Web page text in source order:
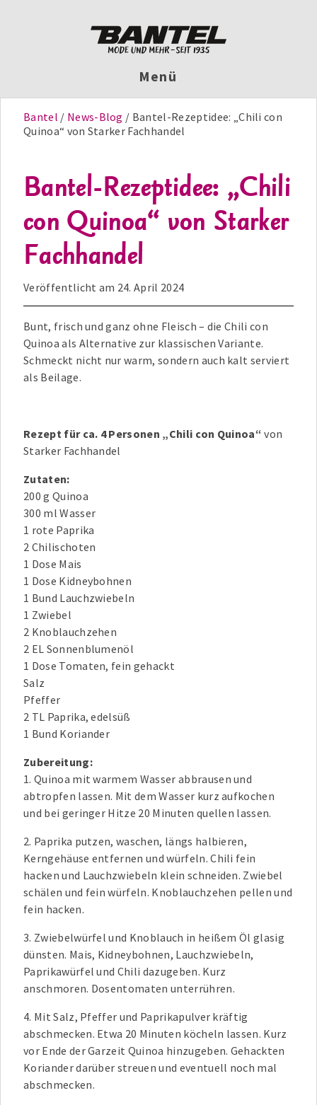
Menü
Bantel News-Blog
Bantel-Rezeptidee: „Chili con
Quinoa“ von Starker Fachhandel
Bantel-Rezeptidee: „Chili
con Quinoa“ von Starker
Fachhandel
Veröffentlicht am 24. April 2024
Bunt, frisch und ganz ohne Fleisch – die Chili con
Quinoa als Alternative zur klassischen Variante.
Schmeckt nicht nur warm, sondern auch kalt serviert
als Beilage.
Rezept für ca. 4 Personen „Chili con Quinoa“ von
Starker Fachhandel
Zutaten:
200 g Quinoa
300 ml Wasser
1 rote Paprika
2 Chilischoten
1 Dose Mais
1 Dose Kidneybohnen
1 Bund Lauchzwiebeln
1 Zwiebel
2 Knoblauchzehen
2 EL Sonnenblumenöl
1 Dose Tomaten, fein gehackt
Salz
Pfeffer
2 TL Paprika, edelsüß
1 Bund Koriander
Zubereitung:
1. Quinoa mit warmem Wasser abbrausen und
abtropfen lassen. Mit dem Wasser kurz aufkochen
und bei geringer Hitze 20 Minuten quellen lassen.
2. Paprika putzen, waschen, längs halbieren,
Kerngehäuse entfernen und würfeln. Chili fein
hacken und Lauchzwiebeln klein schneiden. Zwiebel
schälen und fein würfeln. Knoblauchzehen pellen und
fein hacken.
3. Zwiebelwürfel und Knoblauch in heißem Öl glasig
dünsten. Mais, Kidneybohnen, Lauchzwiebeln,
Paprikawürfel und Chili dazugeben. Kurz
anschmoren. Dosentomaten unterrühren.
4. Mit Salz, Pfeffer und Paprikapulver kräftig
abschmecken. Etwa 20 Minuten köcheln lassen. Kurz
vor Ende der Garzeit Quinoa hinzugeben. Gehackten
Koriander darüber streuen und eventuell noch mal
abschmecken.